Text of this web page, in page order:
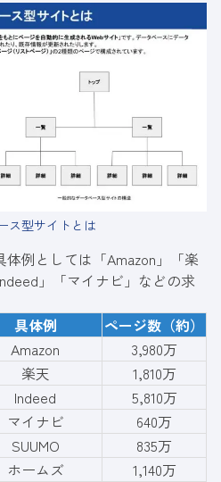
ス型サイトとは
例としては「Amazon」「楽
」「マイナビ」などの求
具体例
ページ数（約）
Amazon
3,980万
楽天
1,810万
Indeed
5,810万
マイナビ
640万
SUUMO
835万
ホームズ
1,140万